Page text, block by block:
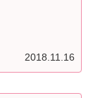
2018.11.16